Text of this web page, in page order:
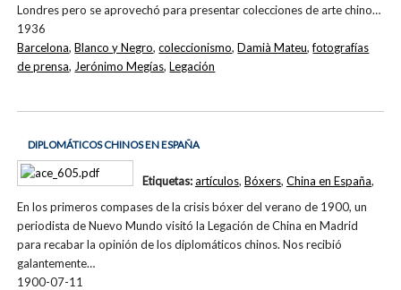
Londres pero se aprovechó para presentar colecciones de arte chino…
1936
Barcelona,Blanco y Negro,coleccionismo,Damià Mateu,fotografías
de prensa, Jerónimo Megías,Legación
DIPLOMÁTICOS CHINOS EN ESPAÑA
En los primeros compases de la crisis bóxer del verano de 1900, un
periodista de Nuevo Mundo visitó la Legación de China en Madrid
para recabar la opinión de los diplomáticos chinos. Nos recibió
galantemente…
1900-07-11
Etiquetas:artículos, Bóxers, China en España,